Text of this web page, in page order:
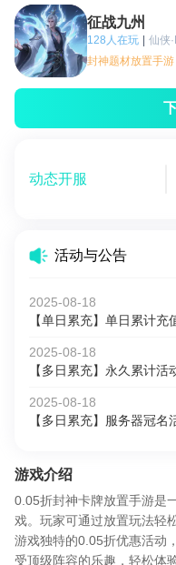
征战九州
128人在玩 | 仙侠
封神题材放置手游
动态开服
活动与公告
2025-08-18
【单日累充】单日累计充
2025-08-18
【多日累充】永久累计活
2025-08-18
【多日累充】服务器冠名
游戏介绍
0.05折封神卡牌放置手游是
戏。玩家可通过放置玩法轻
游戏独特的0.05折优惠活动
受顶级阵容的乐趣，轻松体